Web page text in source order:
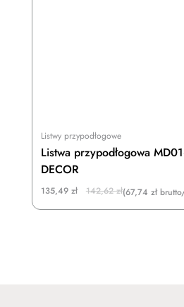
Listwy przypodłogowe
Listwa przypodłogowa
DECOR
142,62zł
Original
135,49 zł
Current
(67,74 zł